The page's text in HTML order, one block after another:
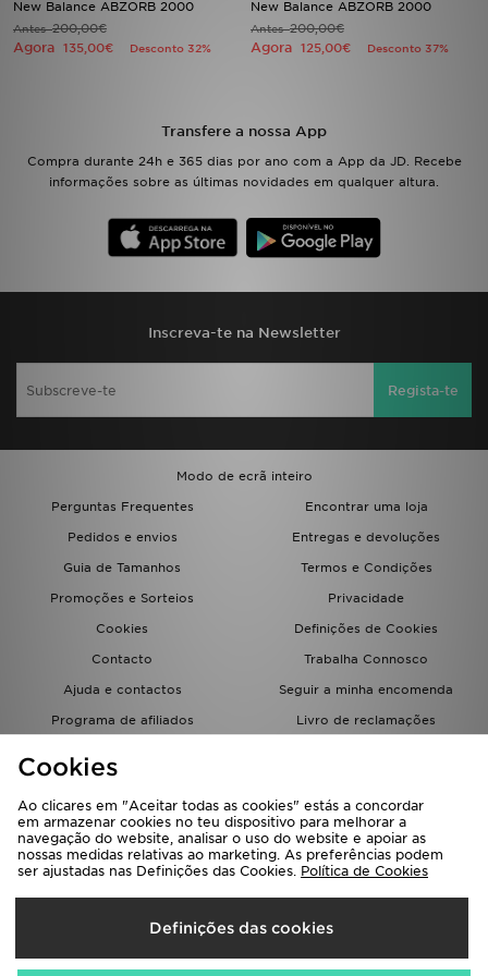
New Balance ABZORB 2000
Antes200,00€
Agora 135,00€ Desconto 32%
New Balance ABZORB 2000
Antes200,00€
Agora 125,00€ Desconto 37%
Transfere a nossa App
Compra durante 24h e 365 dias por ano com a App da JD. Recebe
informações sobre as últimas novidades em qualquer altura.
Inscreva-te na Newsletter
Regista-te
Modo de ecrã inteiro
Perguntas Frequentes
Encontrar uma loja
Pedidos e envios
Entregas e devoluções
Guia de Tamanhos
Termos e Condições
Promoções e Sorteios
Privacidade
Cookies
Definições de Cookies
Contacto
Trabalha Connosco
Ajuda e contactos
Seguir a minha encomenda
Programa de afiliados
Livro de reclamações
Seleciona O País
Portugal
LOCALIZADOR DE LOJAS
FAZ DOWNLOAD DA APP
TRABALHA CONNOSCO
FAQs
Cookies
Ao clicares em "Aceitar todas as cookies" estás a concordar
em armazenar cookies no teu dispositivo para melhorar a
navegação do website, analisar o uso do website e apoiar as
nossas medidas relativas ao marketing. As preferências podem
ser ajustadas nas Definições das Cookies. Política de Cookies
Definições das cookies